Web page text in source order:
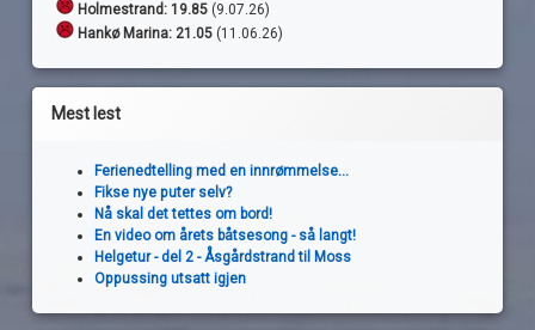
Holmestrand: 19.85 (9.07.26)
Hankø Marina: 21.05 (11.06.26)
Mest lest
Ferienedtelling med en innrømmelse...
Fikse nye puter selv?
Nå skal det tettes om bord!
En video om årets båtsesong - så langt!
Helgetur - del 2 - Åsgårdstrand til Moss
Oppussing utsatt igjen